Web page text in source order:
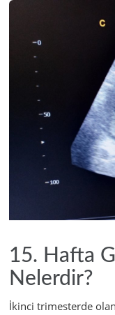
15. Hafta
Nelerdir?
İkinci trimesterde